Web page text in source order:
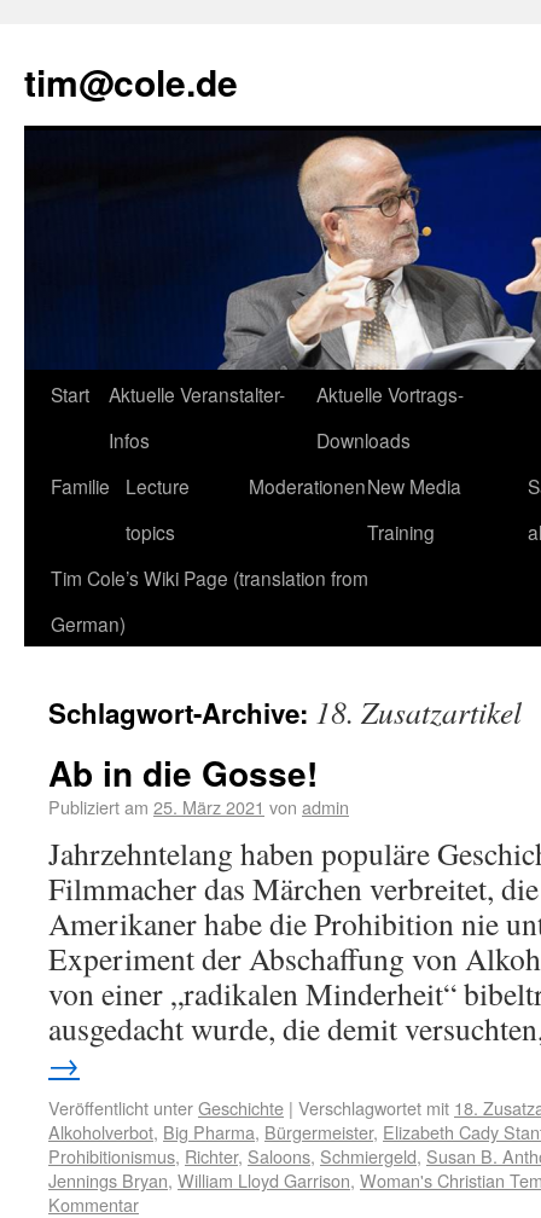
tim@cole.de
Start
Aktuelle Veranstalter-
Infos
Aktuelle Vortrags-
Downloads
Familie
Lecture
topics
ModerationenNew Media
Training
Tim Cole’s Wiki Page (translation from
German)
Schlagwort-Archive: 18. Zusatzartikel
Ab in die Gosse!
Publiziert am 25. März 2021 von admin
Jahrzehntelang haben populäre
Filmmacher das Märchen verbreitet,
Amerikaner habe die Prohibition nie
Experiment der Abschaffung von
von einer „radikalen Minderheit“
ausgedacht wurde, die demit
→
Veröffentlicht unterGeschichte | Verschlagwortet mit 18.
Alkoholverbot, Big Pharma, Bürgermeister, Elizabeth Cady
Prohibitionismus, Richter, Saloons, Schmiergeld, Susan B.
Jennings Bryan, William Lloyd Garrison, Woman's Christian
Kommentar